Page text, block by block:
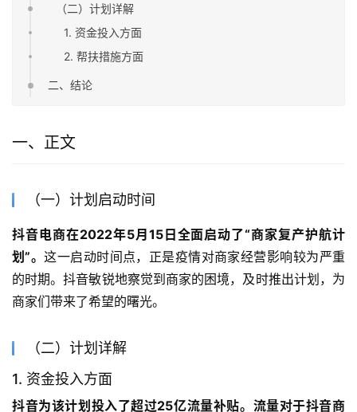
（二）计划详解
1. 资金投入方面
2. 帮扶措施方面
二、结论
一、正文
（一）计划启动时间
抖音电商在2022年5月15日全面启动了“商家复产护航计
划”。这一启动时间点，正是疫情对商家经营影响较为严重
的时期。抖音敏锐地察觉到商家的困境，及时推出计划，为
商家们带来了希望的曙光。
（二）计划详解
1. 资金投入方面
抖音为该计划投入了超过25亿流量补贴。流量对于抖音商